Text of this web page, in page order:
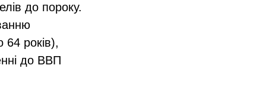
до пороку.
64 років),
до ВВП